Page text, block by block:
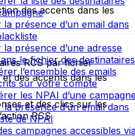
la présence d’un email dans
la présence d’une adresse
le fichier des destinataires
l’ensemble des emails
sur votre compte
les NPAI d’une
la présence d’un email dans
de NPAI
campagnes accessibles
des accents dans les
RCS par fichier
des accents dans les
et des clics sur les
RCS